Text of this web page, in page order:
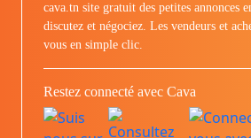
cava.tn site gratuit des petites annonces
discutez et négociez. Les vendeurs et
vous en simple clic.
Restez connecté avec Cava